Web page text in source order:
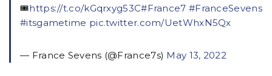
🎟️https://t.co/kGqrxyg53C#France7 #FranceSevens
#itsgametime pic.twitter.com/UetWhxN5Qx
— France Sevens (@France7s) May 13, 2022